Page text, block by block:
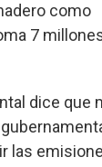
como
7
dice que
las